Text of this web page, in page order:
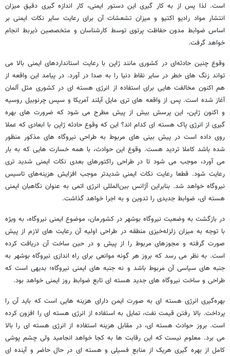
است. لذا پس از به کار گیری این دستور ایمنی، کار اندازه گیری دقیق میزان
انتشار مواد رادیو اکتیو و میزان تشعشات آن برای رعایت سایر نکات ایمنی بر
اساس ضوابط مدون حفاظت پرتوی توسط کارشناسان و متخصصین ذیربط انجام
خواهد گرفت.
وقوع چنین حادثه‌ای در کشوری مانند ژاپن با رعایت استانداردهای ایمنی بالا می
تواند زنگ های خطر در سایر نقاط دنیا را به صدا در آورد. در پیامد این واقعه از
هم اکنون مخالفت هایی برای استفاده از انرژی هسته ای در کشوری مثل آلمان
آغاز شده است. پس از واقعه های تری مایل آیلند آمریکا و سپس چرنوبیل روسیه
و اکنون ژاپن، این پرسش بیش از پیش مطرح می شود که ضرورت های بهره
گیری از انرژی پاک هسته ای کدام اند؟ این که وقوع حادثه ژاپن با ابعادی که عملا
روی داده است در پیش بینی های مربوط به طراحی نیروگاه های مذکور منظور
شده باشد کاملا تردید هست. وقوع این حوادث، با همه خسارت هایی که به بار
می آورد، موجب می شود تا در طراحی راکتورهای بعدی نکات ایمنی شدید تری
رعایت شود. قطعا رعایت نکات ایمنی شدیدتر موجب افزایش هزینه‌های تاسیس
نیروگاه خواهد شد. بنابراین آژانس بین‌المللی انرژی اتمی به عنوان نگاهبان ایمنی
هسته ای، ضوابط جدیدی را تدوین و به اجرا خواهد گذاشت.
در بازگشت به وضعیت نیروگاه بوشهر در کشورمان، موضوع ایمنی نیروگاه، به ویژه
با توجه به میزان زلزله‌خیزی منطقه در طراحی اولیه آن رعایت های لازم از پیش
صورت گرفته و مجوزهای مربوط را از پیش و در حین ساخت آن دریافت کرده
است. به نظر می رسد که بروز هر گونه موانعی برای راه اندازی نیروگاه بوشهر به
جنبه های سیاسی آن مربوط باشد و نه جنبه های ایمنی نیروگاه؛ بدیهی است که
طراحی و ساخت نیروگاه های جدید هسته ای تابع ضوابط روز ایمنی خواهد بود.
بهره‌گیری انرژی هسته ای به صورت ایمن دارای هزینه هایی است که باید آن را
پرداخت. بالا رفتن قیمت نفت، تمایل به استفاده از انرژی هسته ای را افزون کرده
است. بروز حوادث هسته ای، در مقابل هزینه استفاده از انرژی هسته ای را بالا
می برد. معلوم نیست که این رقابت ها به کجا خواهد انجامید ولی چشم پوشی
کامل از بهره گیری هریک از منابع فسیلی و هسته ای در حال حاضر و آینده ای